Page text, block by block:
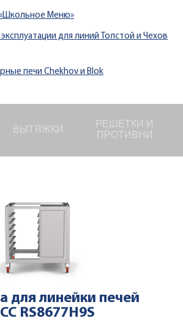
Меню»
для линий Толстой и Чехов
печи Chekhov и Blok
ВЫТЯЖКИ
РЕШЕТКИ И
ПРОТИВНИ
для линейки печей
RS8677H9S